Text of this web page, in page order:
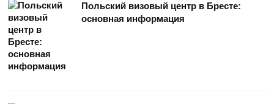
Польский визовый центр в Бресте:
основная информация